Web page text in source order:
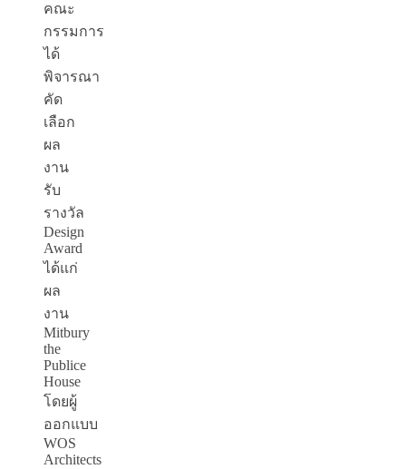
คณะ
กรรมการ
ได้
พิจารณา
คัด
เลือก
ผล
งาน
รับ
รางวัล
Design
Award
ได้แก่
ผล
งาน
Mitbury
the
Publice
House
โดยผู้
ออกแบบ
WOS
Architects